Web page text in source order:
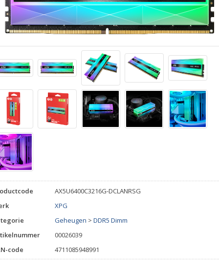
AX5U6400C3216G-DCLANRSG
XPG
Geheugen > DDR5 Dimm
00026039
code
4711085948991